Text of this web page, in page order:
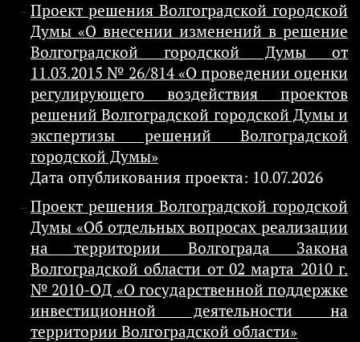
Проект решения Волгоградской городской
Думы «О внесении изменений в решение
Волгоградской городской Думы от
11.03.2015 № 26/814 «О проведении оценки
регулирующего воздействия проектов
решений Волгоградской городской Думы и
экспертизы решений Волгоградской
городской Думы»
Дата опубликования проекта: 10.07.2026
Проект решения Волгоградской городской
Думы «Об отдельных вопросах реализации
на территории Волгограда Закона
Волгоградской области от 02 марта 2010 г.
№ 2010-ОД «О государственной поддержке
инвестиционной деятельности на
территории Волгоградской области»